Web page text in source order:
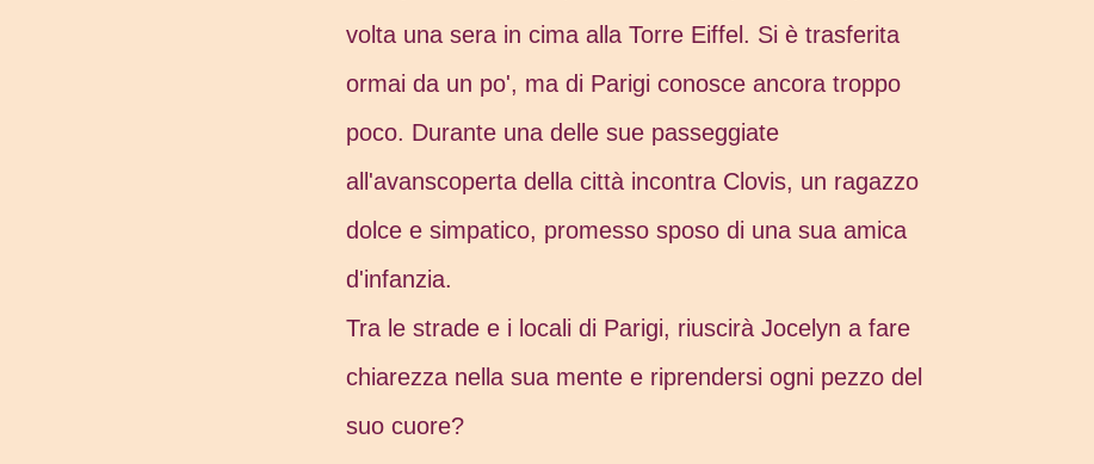
volta una sera in cima alla Torre Eiffel. Si è trasferita
ormai da un po', ma di Parigi conosce ancora troppo
poco. Durante una delle sue passeggiate
all'avanscoperta della città incontra Clovis, un ragazzo
dolce e simpatico, promesso sposo di una sua amica
d'infanzia.
Tra le strade e i locali di Parigi, riuscirà Jocelyn a fare
chiarezza nella sua mente e riprendersi ogni pezzo del
suo cuore?